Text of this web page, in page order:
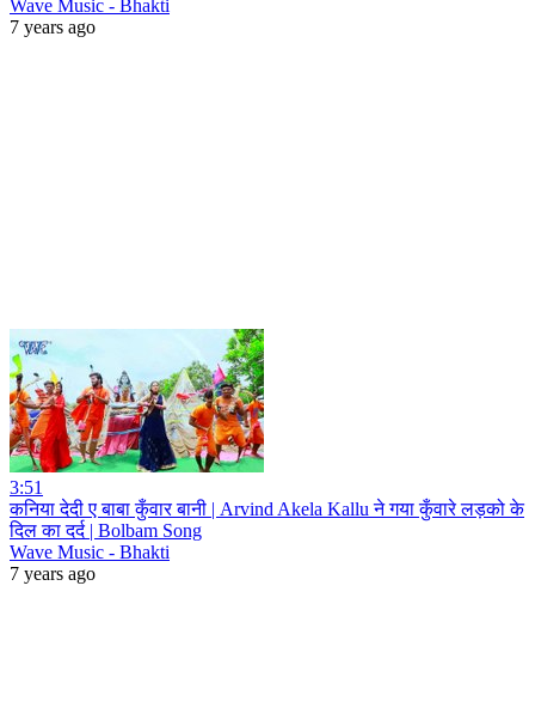
Wave Music - Bhakti
7 years ago
3:51
कनिया देदी ए बाबा कुँवार बानी | Arvind Akela Kallu ने गया कुँवारे लड़को के
दिल का दर्द | Bolbam Song
Wave Music - Bhakti
7 years ago